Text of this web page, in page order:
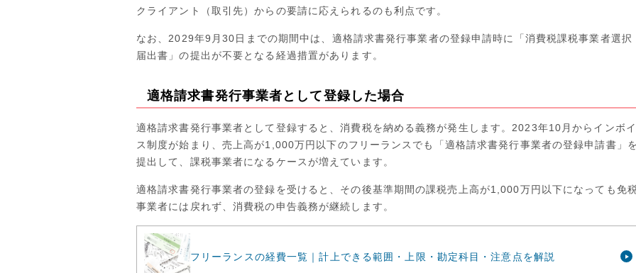
クライアント（取引先）からの要請に応えられるのも利点です。
なお、2029年9月30日までの期間中は、適格請求書発行事業者の登録申請時に「消費税課税事業者選択
届出書」の提出が不要となる経過措置があります。
適格請求書発行事業者として登録した場合
適格請求書発行事業者として登録すると、消費税を納める義務が発生します。2023年10月からインボイ
ス制度が始まり、売上高が1,000万円以下のフリーランスでも「適格請求書発行事業者の登録申請書」
提出して、課税事業者になるケースが増えています。
適格請求書発行事業者の登録を受けると、その後基準期間の課税売上高が1,000万円以下になっても免
事業者には戻れず、消費税の申告義務が継続します。
フリーランスの経費一覧｜計上できる範囲・上限・勘定科目・注意点を解説